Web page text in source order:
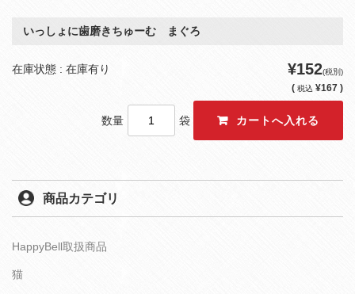
いっしょに歯磨きちゅーむ まぐろ
在庫状態 : 在庫有り ¥152(税別)
( 税込 ¥167 )
数量 袋
商品カテゴリ
HappyBell取扱商品
猫